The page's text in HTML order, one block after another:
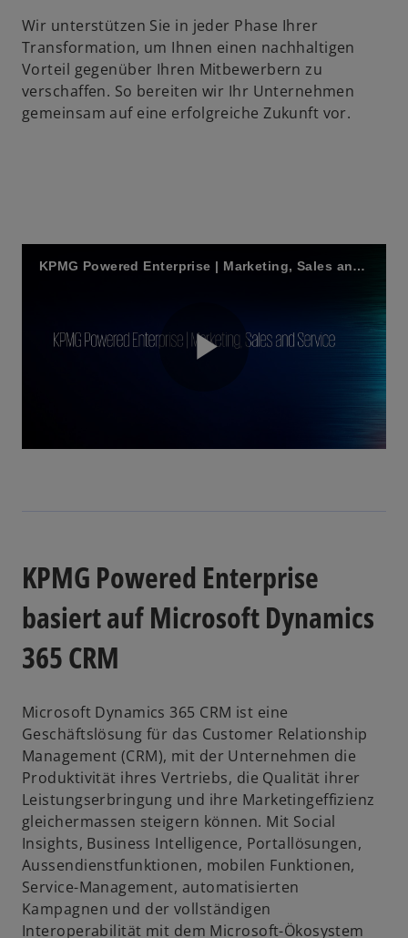
Wir unterstützen Sie in jeder Phase Ihrer
Transformation, um Ihnen einen nachhaltigen
Vorteil gegenüber Ihren Mitbewerbern zu
verschaffen. So bereiten wir Ihr Unternehmen
gemeinsam auf eine erfolgreiche Zukunft vor.
KPMG Powered Enterprise | Marketing, Sales and Service
a
V
i
d
KPMG Powered Enterprise
basiert auf Microsoft Dynamics
365 CRM
Microsoft Dynamics 365 CRM ist eine
Geschäftslösung für das Customer Relationship
Management (CRM), mit der Unternehmen die
Produktivität ihres Vertriebs, die Qualität ihrer
Leistungserbringung und ihre Marketingeffizienz
gleichermassen steigern können. Mit Social
Insights, Business Intelligence, Portallösungen,
Aussendienstfunktionen, mobilen Funktionen,
Service-Management, automatisierten
Kampagnen und der vollständigen
Interoperabilität mit dem Microsoft-Ökosystem